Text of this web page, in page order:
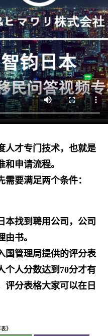
人才专门技术，也就是
申请流程。
要满足两个条件：
本找到聘用公司，公司
书。
国管理局提供的评分表
个人分数达到70分才有
评分表格大家可以在日